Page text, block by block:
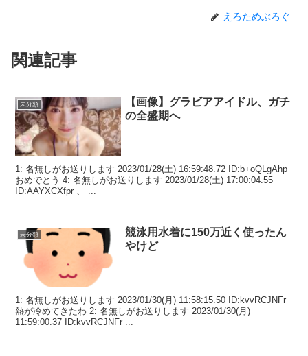
えろためぶろぐ
関連記事
未分類
【画像】グラビアアイドル、ガチ
の全盛期へ
1: 名無しがお送りします 2023/01/28(土) 16:59:48.72 ID:b+oQLgAhp
おめでとう 4: 名無しがお送りします 2023/01/28(土) 17:00:04.55
ID:AAYXCXfpr 、 ...
未分類
競泳用水着に150万近く使ったん
やけど
1: 名無しがお送りします 2023/01/30(月) 11:58:15.50 ID:kvvRCJNFr
熱が冷めてきたわ 2: 名無しがお送りします 2023/01/30(月)
11:59:00.37 ID:kvvRCJNFr ...